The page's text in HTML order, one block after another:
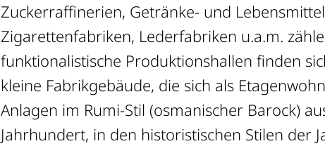
Zuckerraffinerien, Getränke- und
Zigarettenfabriken, Lederfabriken u.a.m.
funktionalistische Produktionshallen finden
kleine Fabrikgebäude, die sich als
Anlagen im Rumi-Stil (osmanischer Barock)
Jahrhundert, in den historistischen Stilen der